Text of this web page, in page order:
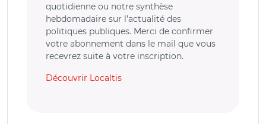
quotidienne ou notre synthèse
hebdomadaire sur l’actualité des
politiques publiques. Merci de confirmer
votre abonnement dans le mail que vous
recevrez suite à votre inscription.
Découvrir Localtis